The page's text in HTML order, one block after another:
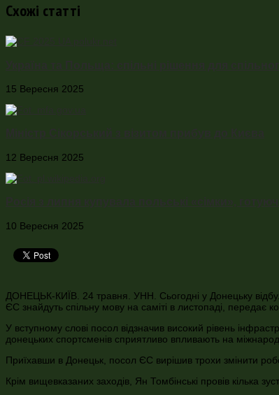
Схожі статті
15 Вересня 2025
12 Вересня 2025
10 Вересня 2025
ДОНЕЦЬК-КИЇВ. 24 травня. УНН. Сьогодні у Донецьку
ЄС знайдуть спільну мову на саміті в листопаді, передає
У вступному слові посол відзначив високий рівень
донецьких спортсменів сприятливо впливають на
Приїхавши в Донецьк, посол ЄС вирішив трохи змінити
Крім вищевказаних заходів, Ян Томбінські провів кілька